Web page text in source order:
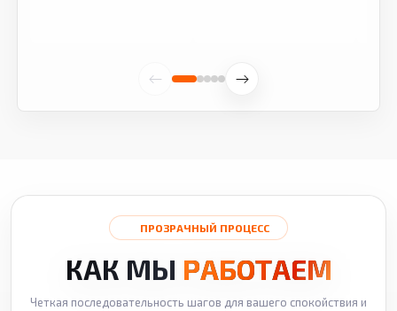
ПРОЗРАЧНЫЙ ПРОЦЕСС
КАК МЫ РАБОТАЕМ
Четкая последовательность шагов для вашего спокойствия и